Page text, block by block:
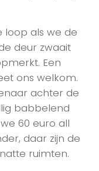
loop als we de
deur zwaait
Een
ons welkom.
achter de
babbelend
60 euro all
daar zijn de
ruimten.